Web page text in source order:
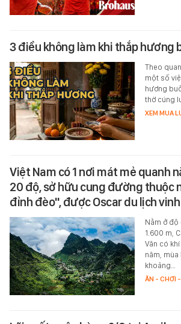
3 điều không làm khi thắp hương
Theo
một số
hương
thờ cúng
XEM MUA
Việt Nam có 1 nơi mát mẻ quanh
20 độ, sở hữu cung đường thuộc
đỉnh đèo", được Oscar du lịch
Nằm ở
1.600 m,
Văn có
năm,
khoảng…
ĂN - CHƠI